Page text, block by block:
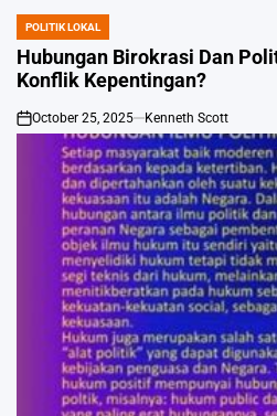
POSTED
IN
POLITIK LOKAL
Hubungan Birokrasi Dan
Konflik Kepentingan?
on
October 25, 2025 Kenneth Scott